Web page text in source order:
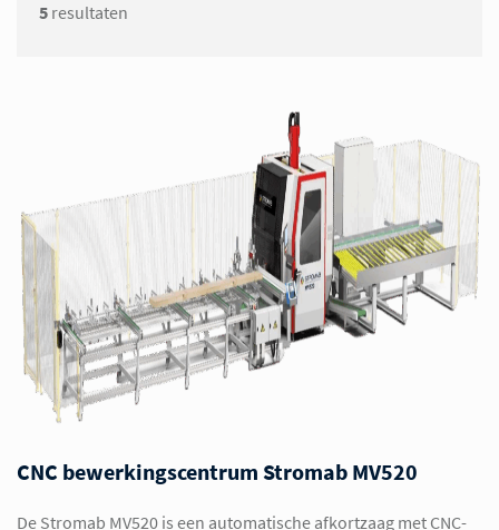
5 resultaten
CNC bewerkingscentrum Stromab MV520
De Stromab MV520 is een automatische afkortzaag met CNC-